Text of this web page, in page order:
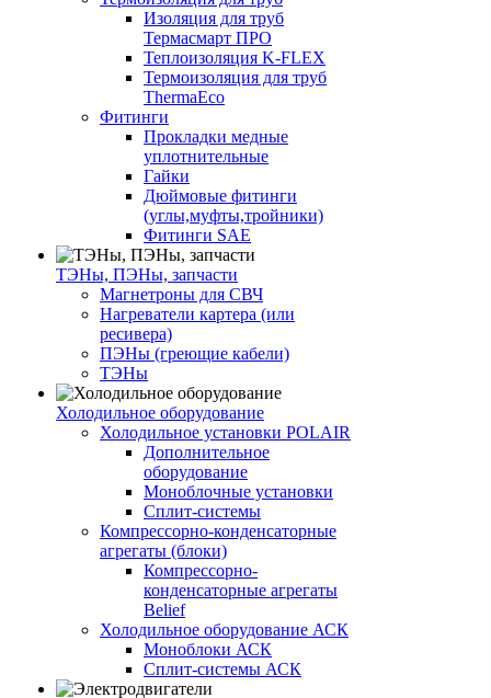
Изоляция для труб
Термасмарт ПРО
Теплоизоляция K-FLEX
Термоизоляция для труб
ThermaEco
Фитинги
Прокладки медные
уплотнительные
Гайки
Дюймовые фитинги
(углы,муфты,тройники)
Фитинги SAE
ТЭНы, ПЭНы, запчасти
Магнетроны для СВЧ
Нагреватели картера (или
ресивера)
ПЭНы (греющие кабели)
ТЭНы
Холодильное оборудование
Холодильное установки POLAIR
Дополнительное
оборудование
Моноблочные установки
Сплит-системы
Компрессорно-конденсаторные
агрегаты (блоки)
Компрессорно-
конденсаторные агрегаты
Belief
Холодильное оборудование АСК
Моноблоки АСК
Сплит-системы АСК